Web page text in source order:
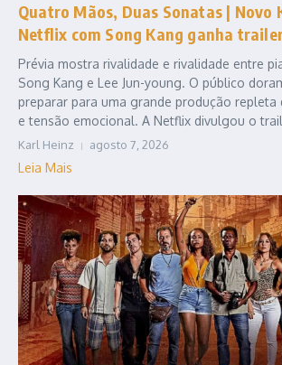
Quatro Mãos, Duas Sonatas | Novo
Netflix com Song Kang ganha
Prévia mostra rivalidade e rivalidade entre
Song Kang e Lee Jun-young. O público
preparar para uma grande produção repleta
e tensão emocional. A Netflix divulgou o
Karl Heinz agosto 7, 2026
Leia Mais